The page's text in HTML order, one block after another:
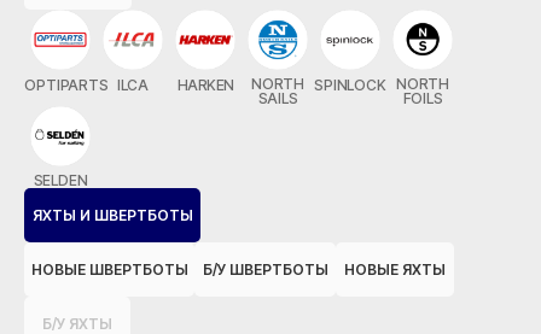
OPTIPARTS ILCA HARKEN
NORTH
SAILS
SPINLOCK NORTH
FOILS
SELDEN
ЯХТЫ И ШВЕРТБОТЫ
НОВЫЕ ШВЕРТБОТЫ Б/У ШВЕРТБОТЫ НОВЫЕ ЯХТЫ
Б/У ЯХТЫ